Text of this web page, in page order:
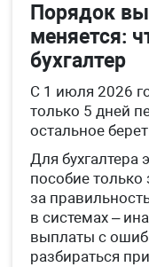
Порядок
меняется:
бухгалтер
С 1 июля 2026
только 5 дней
остальное
Для бухгалтера
пособие только
за
в системах –
выплаты с
разбираться